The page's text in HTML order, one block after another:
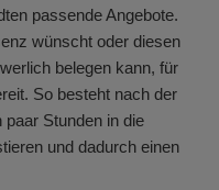
passende Angebote.
wünscht oder diesen
belegen kann, für
So besteht nach der
paar Stunden in die
und dadurch einen